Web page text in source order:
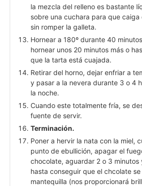
la mezcla del relleno es bastante
sobre una cuchara para que caiga
sin romper la galleta.
Hornear a 180º durante 40
hornear unos 20 minutos más o
que la tarta está cuajada.
Retirar del horno, dejar enfriar a
y pasar a la nevera durante 3 o 4
la noche.
Cuando este totalmente fría, se
fuente de servir.
Terminación.
Poner a hervir la nata con la miel,
punto de ebullición, apagar el
chocolate, aguardar 2 o 3 minutos
hasta conseguir que el chcolate
mantequilla (nos proporcionará